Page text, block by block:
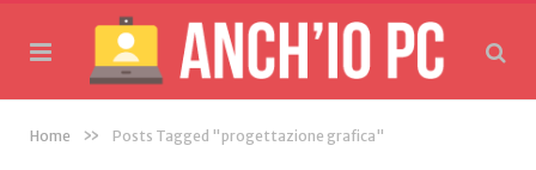
Home » Posts Tagged "progettazione grafica"